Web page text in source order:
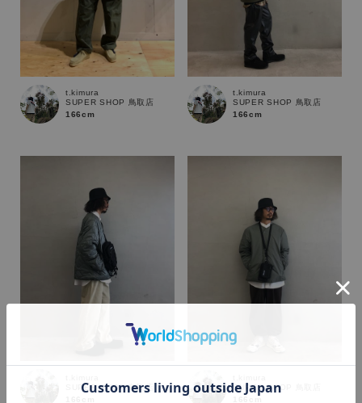
t.kimura
SUPER SHOP 鳥取店
166cm
t.kimura
SUPER SHOP 鳥取店
166cm
SUPER SHOP 鳥取店
SUPER SHOP 鳥取店